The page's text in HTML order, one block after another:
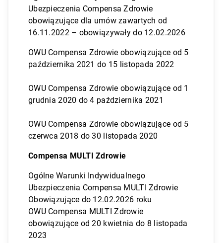
Ubezpieczenia Compensa Zdrowie
obowiązujące dla umów zawartych od
16.11.2022 – obowiązywały do 12.02.2026
OWU Compensa Zdrowie obowiązujące od 5
października 2021 do 15 listopada 2022
OWU Compensa Zdrowie obowiązujące od 1
grudnia 2020 do 4 października 2021
OWU Compensa Zdrowie obowiązujące od 5
czerwca 2018 do 30 listopada 2020
Compensa MULTI Zdrowie
Ogólne Warunki Indywidualnego
Ubezpieczenia Compensa MULTI Zdrowie
Obowiązujące do 12.02.2026 roku
OWU Compensa MULTI Zdrowie
obowiązujące od 20 kwietnia do 8 listopada
2023